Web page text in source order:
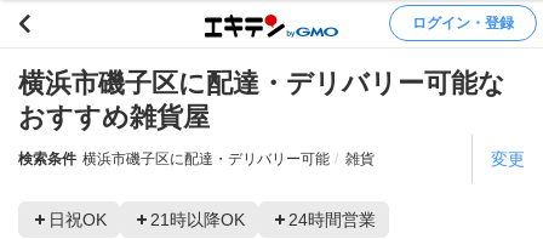
ログイン・登録
横浜市磯子区に配達・デリバリー可能な
おすすめ雑貨屋
検索条件 横浜市磯子区に配達・デリバリー可能 雑貨 変更
日祝OK 21時以降OK 24時間営業